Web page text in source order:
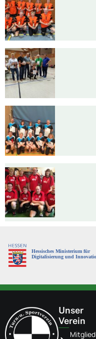
Unser
Verein
Mitglied